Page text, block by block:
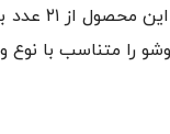
باعث شده به
را متناسب با